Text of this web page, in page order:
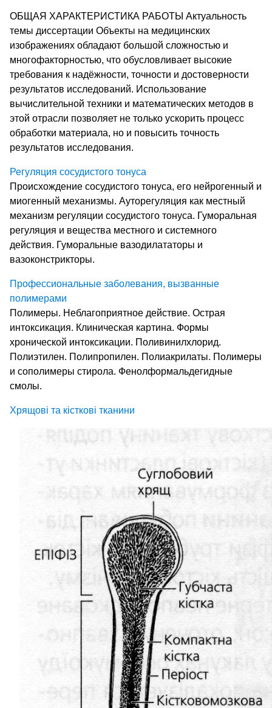
ОБЩАЯ ХАРАКТЕРИСТИКА РАБОТЫ Актуальность
темы диссертации Объекты на медицинских
изображениях обладают большой сложностью и
многофакторностью, что обусловливает высокие
требования к надёжности, точности и достоверности
результатов исследований. Использование
вычислительной техники и математических методов в
этой отрасли позволяет не только ускорить процесс
обработки материала, но и повысить точность
результатов исследования.
Регуляция сосудистого тонуса
Происхождение сосудистого тонуса, его нейрогенный и
миогенный механизмы. Ауторегуляция как местный
механизм регуляции сосудистого тонуса. Гуморальная
регуляция и вещества местного и системного
действия. Гуморальные вазодилататоры и
вазоконстрикторы.
Профессиональные заболевания, вызванные
полимерами
Полимеры. Неблагоприятное действие. Острая
интоксикация. Клиническая картина. Формы
хронической интоксикации. Поливинилхлорид.
Полиэтилен. Полипропилен. Полиакрилаты. Полимеры
и сополимеры стирола. Фенолформальдегидные
смолы.
Хрящові та кісткові тканини